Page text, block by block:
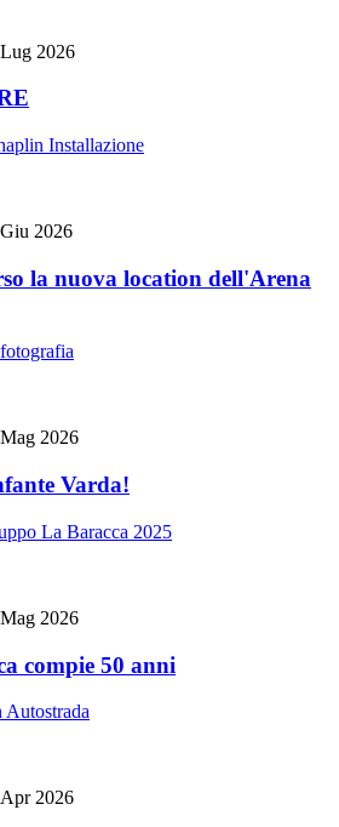
2026
2026
la nuova location dell'Arena
2026
Varda!
2026
compie 50 anni
2026